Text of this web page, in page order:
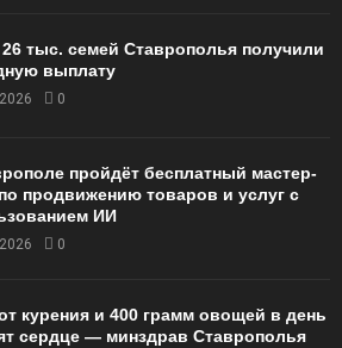
тыс. семей Ставрополья получили
выплату
0
пройдёт бесплатный мастер-
продвижению товаров и услуг с
ИИ
0
курения и 400 грамм овощей в день
сердце — минздрав Ставрополья